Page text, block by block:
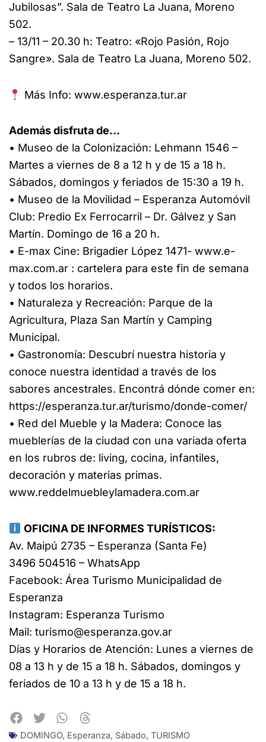
Jubilosas”. Sala de Teatro La Juana, Moreno
502.
– 13/11 – 20.30 h: Teatro: «Rojo Pasión, Rojo
Sangre». Sala de Teatro La Juana, Moreno 502.
Más Info: www.esperanza.tur.ar
Además disfruta de…
• Museo de la Colonización: Lehmann 1546 –
Martes a viernes de 8 a 12 h y de 15 a 18 h.
Sábados, domingos y feriados de 15:30 a 19 h.
• Museo de la Movilidad – Esperanza Automóvil
Club: Predio Ex Ferrocarril – Dr. Gálvez y San
Martín. Domingo de 16 a 20 h.
• E-max Cine: Brigadier López 1471- www.e-
max.com.ar : cartelera para este fin de semana
y todos los horarios.
• Naturaleza y Recreación: Parque de la
Agricultura, Plaza San Martín y Camping
Municipal.
• Gastronomía: Descubrí nuestra historia y
conoce nuestra identidad a través de los
sabores ancestrales. Encontrá dónde comer en:
https://esperanza.tur.ar/turismo/donde-comer/
• Red del Mueble y la Madera: Conoce las
mueblerías de la ciudad con una variada oferta
en los rubros de: living, cocina, infantiles,
decoración y materias primas.
www.reddelmuebleylamadera.com.ar
OFICINA DE INFORMES TURÍSTICOS:
Av. Maipú 2735 – Esperanza (Santa Fe)
3496 504516 – WhatsApp
Facebook: Área Turismo Municipalidad de
Esperanza
Instagram: Esperanza Turismo
Mail: turismo@esperanza.gov.ar
Días y Horarios de Atención: Lunes a viernes de
08 a 13 h y de 15 a 18 h. Sábados, domingos y
feriados de 10 a 13 h y de 15 a 18 h.
DOMINGO, Esperanza, Sábado, TURISMO